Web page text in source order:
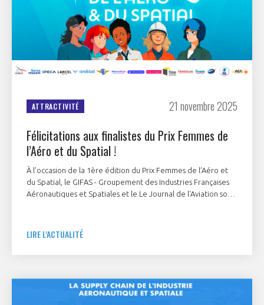
ATTRACTIVITÉ 21 novembre 2025
Félicitations aux finalistes du Prix Femmes de
l’Aéro et du Spatial !
À l’occasion de la 1ère édition du Prix Femmes de l’Aéro et
du Spatial, le GIFAS - Groupement des Industries Françaises
Aéronautiques et Spatiales et le Le Journal de l'Aviation sont
LIRE L'ACTUALITÉ